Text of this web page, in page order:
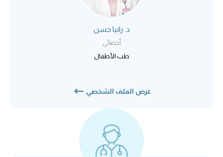
د. رانيا حسن
أخصائي
طب الأطفال
عرض الملف الشخصي